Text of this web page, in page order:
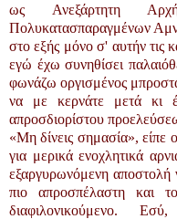
ως Ανεξάρτητη
Πολυκατασπαραγμένων
στο εξής μόνο σ' αυτήν τις
εγώ έχω συνηθίσει
φωνάζω οργισμένος
να με κερνάτε μετά κι
απροσδιορίστου
«Μη δίνεις σημασία», είπε
για μερικά ενοχλητικά
εξαργυρωνόμενη αποστολή
πιο απροσπέλαστη και
διαφιλονικούμενο.